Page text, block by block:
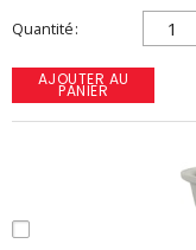
Quantité
AJOUTER AU
PANIER